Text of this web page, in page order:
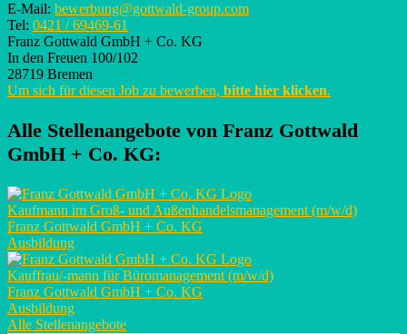
E-Mail: bewerbung@gottwald-group.com
Tel: 0421 / 69469-61
Franz Gottwald GmbH + Co. KG
In den Freuen 100/102
28719 Bremen
Um sich für diesen Job zu bewerben, bitte hier klicken.
Alle Stellenangebote von Franz Gottwald
GmbH + Co. KG:
Kaufmann im Groß- und Außenhandelsmanagement (m/w/d)
Franz Gottwald GmbH + Co. KG
Ausbildung
Kauffrau/-mann für Büromanagement (m/w/d)
Franz Gottwald GmbH + Co. KG
Ausbildung
Alle Stellenangebote